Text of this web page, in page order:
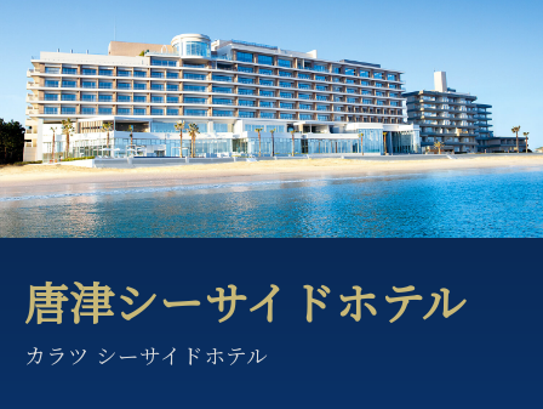
唐津シーサイドホテル
カラツ シーサイドホテル